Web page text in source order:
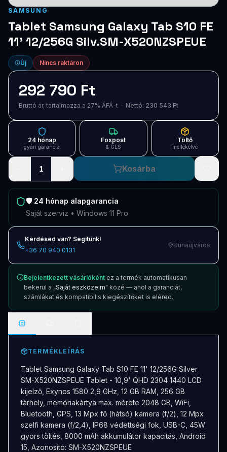
Szolgáltatások
Támogatás
SAMSUNG
Tablet Samsung Galaxy Tab S10 FE
11' 12/256G Silv.SM-X520NZSPEUE
Új Nincs raktáron
292 790 Ft
Bruttó ár, tartalmazza a 27% ÁFÁ-t · Nettó: 230 543 Ft
24 hónap
gyári garancia
Foxpost
& GLS
Töltő
mellékelve
1 Kosárba
🛡️ 24 hónap alapgarancia
Saját szerviz • Windows 11 Pro
Kérdésed van? Segítünk!
+36 70 940 0131
Dunaújváros
Bejelentkezett vásárlóként ez a termék automatikusan
bekerül a „Saját eszközeim" közé — ahol a garanciát,
számlákat és kompatibilis kiegészítőket is eléred.
TERMÉKLEÍRÁS
Tablet Samsung Galaxy Tab S10 FE 11' 12/256G Silver
SM-X520NZSPEUE Tablet - 10,9' QHD 2304 1440 LCD
kijelző, Exynos 1580 2,9 GHz, 12 GB RAM, 256 GB
tárhely, memóriakártya max. mérete 2048 GB, WiFi,
Bluetooth, GPS, 13 Mpx fő (hátsó) kamera (f/2), 12 Mpx
szelfi kamera (f/2,4), IP68 védettségi fok, USB-C, 45W
gyors töltés, 8000 mAh akkumulátor kapacitás, Android
15, Azonosító: SM-X520NZSPEUE